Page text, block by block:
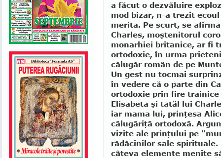
a făcut o dezvăluire
mod bizar, n-a trezit
merita. Pe scurt, se
Charles, moştenitorul
monarhiei britanice, ar fi
ortodoxie, în urma
călugăr român de pe
Un gest nu tocmai
în vedere că o parte din
ortodoxie prin fire
Elisabeta şi tatăl lui
iar mama lui, prinţesa
călugăriţă ortodoxă.
vizite ale prinţului pe
rădăcinilor sale spirituale.
câteva elemente menite